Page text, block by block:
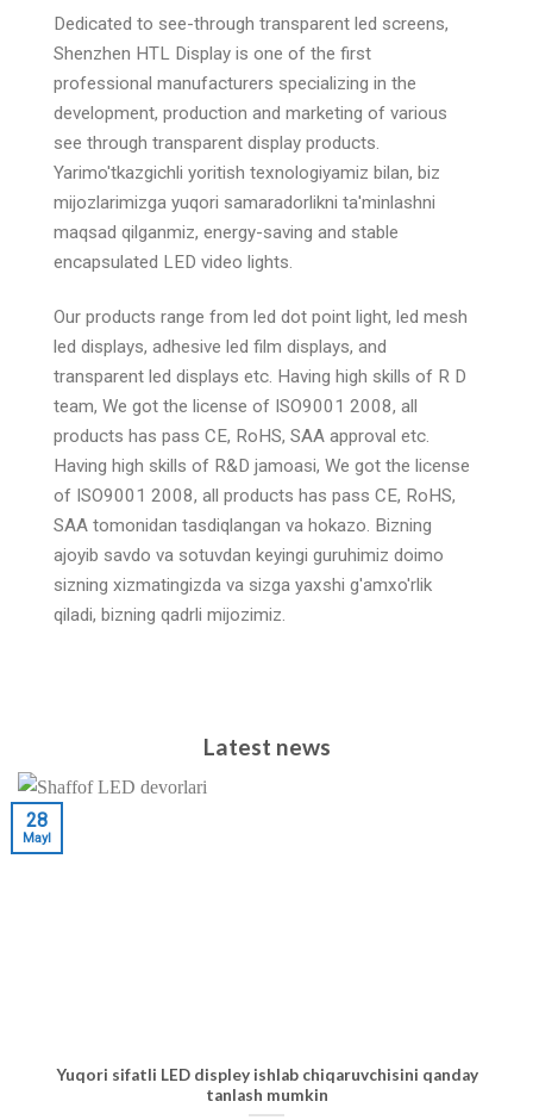
Dedicated to see-through transparent led screens,
Shenzhen HTL Display is one of the first
professional manufacturers specializing in the
development, production and marketing of various
see through transparent display products.
Yarimo'tkazgichli yoritish texnologiyamiz bilan, biz
mijozlarimizga yuqori samaradorlikni ta'minlashni
maqsad qilganmiz, energy-saving and stable
encapsulated LED video lights.
Our products range from led dot point light, led mesh
led displays, adhesive led film displays, and
transparent led displays etc. Having high skills of R D
team, We got the license of ISO9001 2008, all
products has pass CE, RoHS, SAA approval etc.
Having high skills of R&D jamoasi, We got the license
of ISO9001 2008, all products has pass CE, RoHS,
SAA tomonidan tasdiqlangan va hokazo. Bizning
ajoyib savdo va sotuvdan keyingi guruhimiz doimo
sizning xizmatingizda va sizga yaxshi g'amxo'rlik
qiladi, bizning qadrli mijozimiz.
Latest news
Yuqori sifatli LED displey ishlab chiqaruvchisini qanday
tanlash mumkin
28
Mayl